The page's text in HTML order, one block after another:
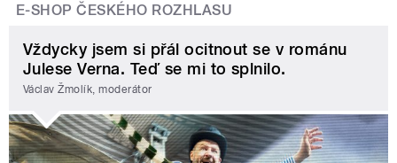
E-SHOP ČESKÉHO ROZHLASU
Vždycky jsem si přál ocitnout se v románu
Julese Verna. Teď se mi to splnilo.
Václav Žmolík, moderátor